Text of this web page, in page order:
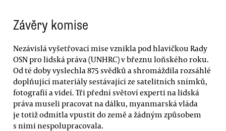
Závěry komise
Nezávislá vyšetřovací mise vznikla pod hlavičkou Rady
OSN pro lidská práva (UNHRC) v březnu loňského roku.
Od té doby vyslechla 875 svědků a shromáždila rozsáhlé
doplňující materiály sestávající ze satelitních snímků,
fotografií a videí. Tři přední světoví experti na lidská
práva museli pracovat na dálku, myanmarská vláda
je totiž odmítla vpustit do země a žádným způsobem
s nimi nespolupracovala.